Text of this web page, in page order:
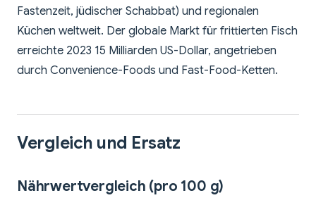
Fastenzeit, jüdischer Schabbat) und regionalen
Küchen weltweit. Der globale Markt für frittierten Fisch
erreichte 2023 15 Milliarden US-Dollar, angetrieben
durch Convenience-Foods und Fast-Food-Ketten.
Vergleich und Ersatz
Nährwertvergleich (pro 100 g)